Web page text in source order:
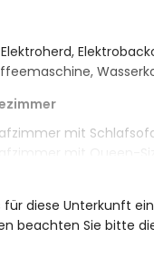
mit
mit Queen-
mit
diese Unterkunft
beachten Sie bitte